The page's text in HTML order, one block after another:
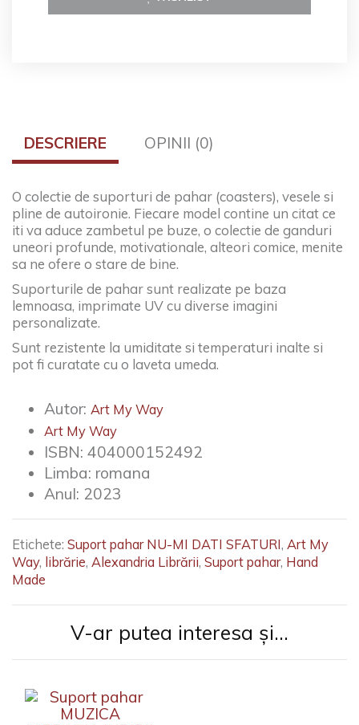
DESCRIERE OPINII (0)
O colectie de suporturi de pahar (coasters), vesele si
pline de autoironie. Fiecare model contine un citat ce
iti va aduce zambetul pe buze, o colectie de ganduri
uneori profunde, motivationale, alteori comice, menite
sa ne ofere o stare de bine.
Suporturile de pahar sunt realizate pe baza
lemnoasa, imprimate UV cu diverse imagini
personalizate.
Sunt rezistente la umiditate si temperaturi inalte si
pot fi curatate cu o laveta umeda.
Autor: Art My Way
Art My Way
ISBN: 404000152492
Limba: romana
Anul: 2023
Etichete: Suport pahar NU-MI DATI SFATURI, Art My
Way, librărie, Alexandria Librării, Suport pahar, Hand
Made
V-ar putea interesa și...